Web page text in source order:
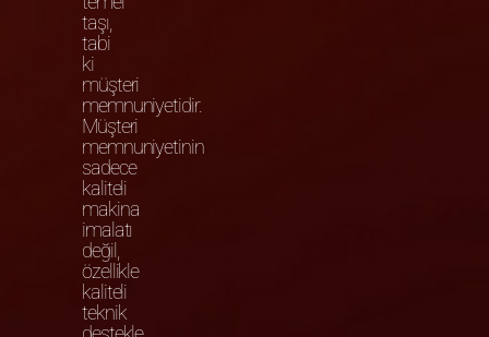
taşı,
tabi
ki
müşteri
memnuniyetidir.
Müşteri
memnuniyetinin
sadece
kaliteli
makina
imalatı
değil,
özellikle
kaliteli
teknik